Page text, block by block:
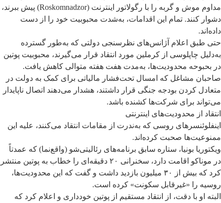
مداوم موش و گربه را با رگولاتور اینترنت (Roskomnadzor) پیش ببرند،
دشوار کنند. تمام این اقدامات، به‌شدت محبوبیت خود را از دست
داده‌اند.
حتی طبق اعلام آژانس‌های نظرسنجی دولتی که به‌طور گسترده
به‌دلیل چاپلوسی از کرملین مورد انتقاد قرار می‌گیرند، محبوبیت پوتین
در بحبوحه محدودیت‌ها، به‌مدت هفت هفته متوالی کاهش یافت.
صاحبان مشاغل که امسال تحت‌فشار مالیاتی برای کمک به دولت در
متعادل کردن بودجه جنگی قرار داشتند، هشدار می‌دهند اتصال ناپایدار
می‌تواند برای شرکت‌ها کشنده باشد.
انتقاد از محدودیت‌های اینترنتی
اینفلوئنسرهای روسی که به‌ندرت از مقامات انتقاد می‌کنند، علیه این
ممنوعیت‌ها صحبت کرده‌اند.
ویکتوریا بونیا، ستاره سابق برنامه‌های رئالیتی‌شو (واقع‌نما) که عمدتاً
در موناکو اقامت دارد، سخنرانی ۲۰ دقیقه‌ای را خطاب به پوتین منتشر
کرد که بیش از ۳۰ میلیون بازدید داشت و گفت که این محدودیت‌ها،
روسیه را «غیرقابل سکونت» کرده است.
البته او با دقت، از انتقاد مستقیم از پوتین خودداری و اعلام کرد که